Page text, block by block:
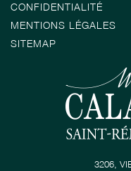
CONFIDENTIALITÉ
MENTIONS LÉGALES
SITEMAP
3206,